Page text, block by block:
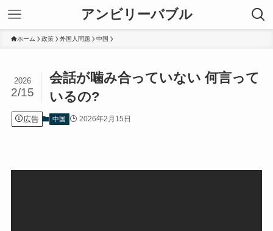
アンビリーバブル
ホーム 政策 外国人問題 中国
会話が噛み合っていない 何言って
いるの?
2026
2/15
広告 中国 2026年2月15日